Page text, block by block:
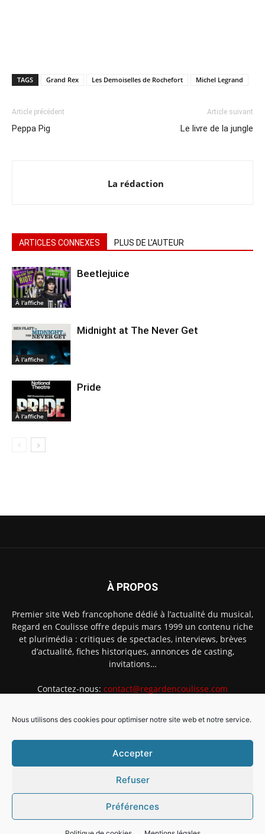
Nous utilisons des cookies pour optimiser notre site web et notre service.
Accepter
Refuser
Préférences
TAGS Grand Rex Les Demoiselles de Rochefort Michel Legrand
Article précédent
Peppa Pig
Article suivant
Le livre de la jungle
La rédaction
ARTICLES CONNEXES PLUS DE L'AUTEUR
À l'affiche
Beetlejuice
À l'affiche
Midnight at The Never Get
À l'affiche
Pride
À PROPOS
Premier site Web francophone dédié à l’actualité du musical,
Regard en Coulisse offre depuis mars 1999 un contenu riche
et plurimédia : critiques de spectacles, interviews, brèves
d’actualité, fiches historiques, annonces de casting,
invitations…
Contactez-nous: contact@regardencoulisse.com
Intégration Ghislain Fayard
Mentions légales